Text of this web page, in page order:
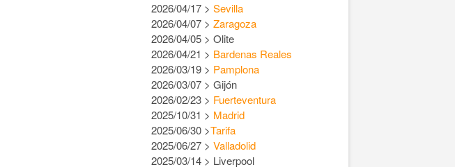
2026/04/17 > Sevilla
2026/04/07 > Zaragoza
2026/04/05 > Olite
2026/04/21 > Bardenas Reales
2026/03/19 > Pamplona
2026/03/07 > Gijón
2026/02/23 > Fuerteventura
2025/10/31 > Madrid
2025/06/30 >Tarifa
2025/06/27 > Valladolid
2025/03/14 > Liverpool